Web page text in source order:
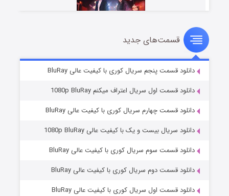
سریال زشت
قسمت۵ (زیرنویس) منتشر شد
وستی ها
قسمت۱ (زیرنویس) منتشر شد
قسمت‌های جدید
دانلود قسمت پنجم سریال کوری با کیفیت عالی BluRay
دانلود قسمت اول سریال اعتراف میکنم 1080p BluRay
دانلود قسمت چهارم سریال کوری با کیفیت عالی BluRay
دانلود سریال بیست و یک با کیفیت عالی 1080p BluRay
دانلود قسمت سوم سریال کوری با کیفیت عالی BluRay
دانلود قسمت دوم سریال کوری با کیفیت عالی BluRay
دانلود قسمت اول سریال کوری با کیفیت عالی BluRay